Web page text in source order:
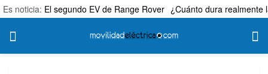
Es noticia: El segundo EV de Range Rover ¿Cuánto dura realmente